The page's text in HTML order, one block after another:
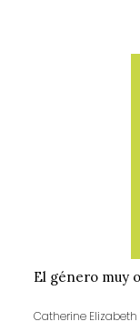
El género muy
Catherine Elizabeth